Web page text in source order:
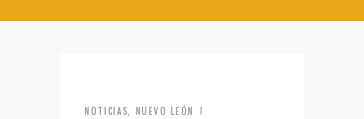
NOTICIAS,
NUEVO LEÓN